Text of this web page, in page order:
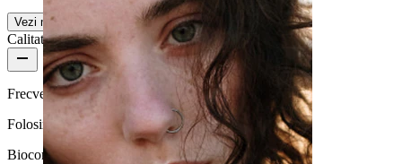
Vezi mai multe
Calitatea produsului
Frecvență purtare
Folosirea moderată
Biocompatibilitate